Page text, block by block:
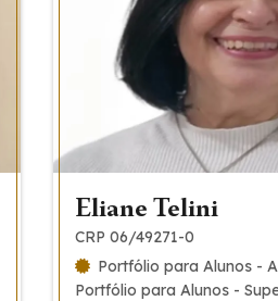
Eliane Telini
CRP 06/49271-0
Portfólio para Alunos -
Portfólio para Alunos -